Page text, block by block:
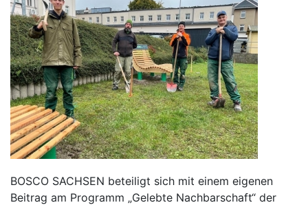
BOSCO SACHSEN beteiligt sich mit einem eigenen
Beitrag am Programm „Gelebte Nachbarschaft“ der